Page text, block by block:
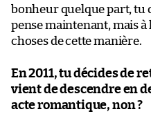
bonheur quelque part, tu
pense maintenant, mais à
choses de cette manière.
En 2011, tu décides de
vient de descendre en
acte romantique, non ?